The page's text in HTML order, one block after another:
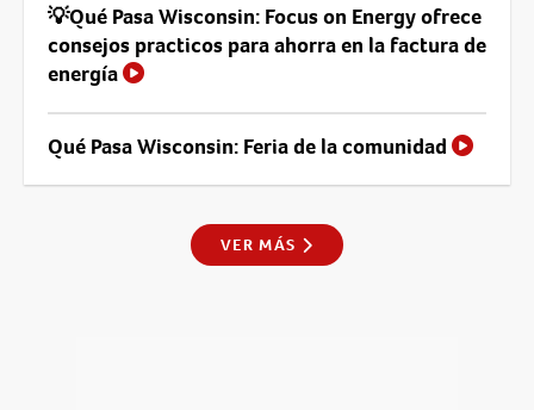
💡Qué Pasa Wisconsin: Focus on Energy ofrece
consejos practicos para ahorra en la factura de
energía
Qué Pasa Wisconsin: Feria de la comunidad
VER MÁS